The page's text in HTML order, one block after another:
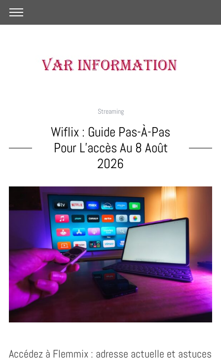
Streaming
Wiflix : Guide Pas-À-Pas
Pour L’accès Au 8 Août
2026
Accédez à Flemmix : adresse actuelle et astuces